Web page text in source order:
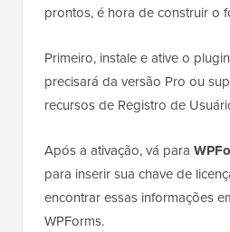
prontos, é hora de construir o
Primeiro, instale e ative o plugin
precisará da versão Pro ou
recursos de Registro de
Após a ativação, vá para
para inserir sua chave de
encontrar essas informações
WPForms.